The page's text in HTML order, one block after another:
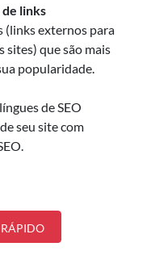
links
(links externos para
sites) que são mais
popularidade.
de SEO
seu site com